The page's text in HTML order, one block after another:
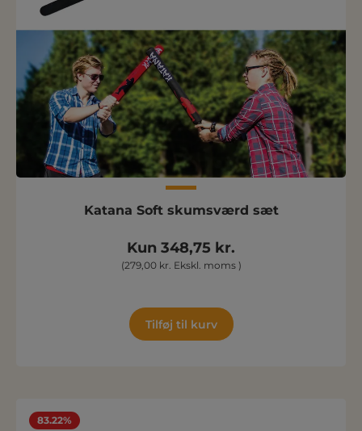
Katana Soft skumsværd sæt
Kun 348,75 kr.
(279,00 kr. Ekskl. moms )
Tilføj til kurv
83.22%